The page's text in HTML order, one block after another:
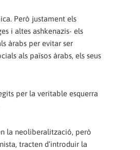
Però justament els
i altes ashkenazis- els
àrabs per evitar ser
als països àrabs, els seus
per la veritable esquerra
la neoliberalització, però
tracten d’introduir la